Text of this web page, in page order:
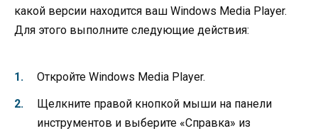
какой версии находится ваш Windows Media Player.
Для этого выполните следующие действия:
Откройте Windows Media Player.
Щелкните правой кнопкой мыши на панели
инструментов и выберите «Справка» из